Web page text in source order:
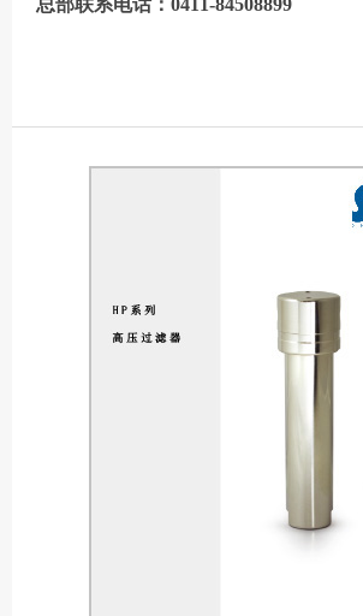
总部联系电话：0411-84508899